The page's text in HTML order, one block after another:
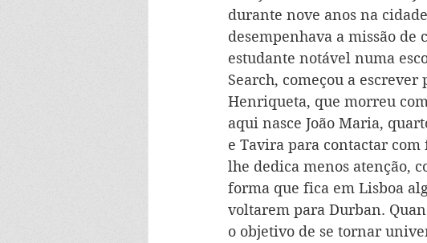
durante nove anos na
desempenhava a missão
estudante notável numa
Search, começou a
Henriqueta, que morreu
aqui nasce João Maria,
e Tavira para contactar
lhe dedica menos atenção,
forma que fica em Lisboa
voltarem para Durban.
o objetivo de se tornar